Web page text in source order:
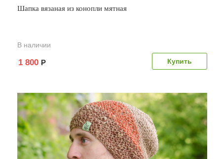
Шапка вязаная из конопли мятная
В наличии
1 800 Р